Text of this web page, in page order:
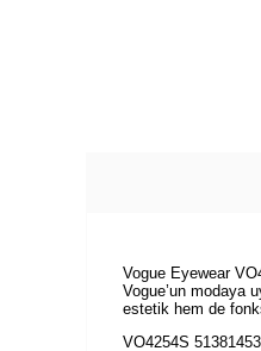
Vogue Eyewear
Vogue’un modaya
estetik hem de
VO4254S